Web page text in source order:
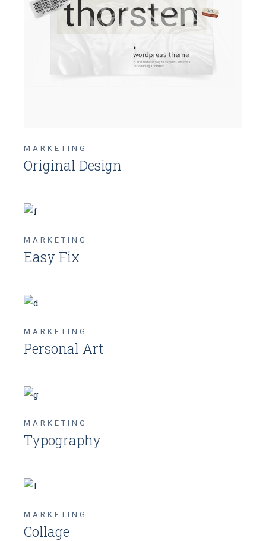
MARKETING
Original Design
MARKETING
Easy Fix
MARKETING
Personal Art
MARKETING
Typography
MARKETING
Collage